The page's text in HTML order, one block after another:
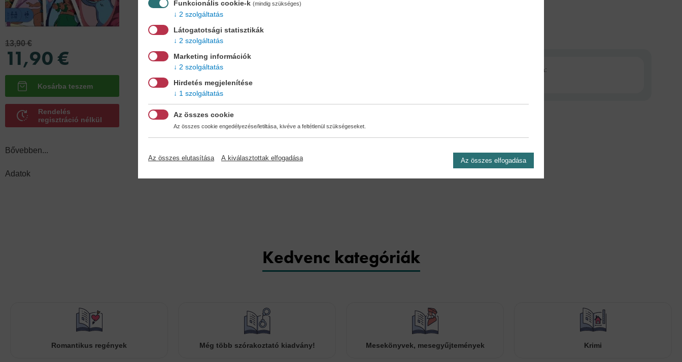
13,90 €
11,90 €
Rendelés
regisztráció nélkül
Bővebben...
Adatok
Adatok
7-99 éves korig
Kiadás dátuma:
Kedvenc kategóriák
Romantikus regények Még több szórakoztató kiadvány! Mesekönyvek, mesegyűjtemények Krimi
Funkcionális cookie-k (mindig szükséges)
2 szolgáltatás
Látogatotsági statisztikák
2 szolgáltatás
Marketing információk
2 szolgáltatás
Hirdetés megjelenítése
1 szolgáltatás
Az összes cookie
Az összes cookie engedélyezése/letiltása, kivéve a feltétlenül szükségeseket.
Az összes elutasítása A kiválasztottak elfogadása Az összes elfogadása